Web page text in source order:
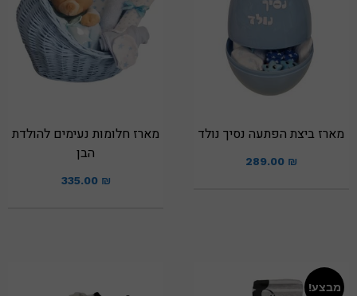
מארז ביצת הפתעה נסיך נולד
289.00 ₪
מארז חלומות נעימים להולדת
הבן
335.00 ₪
מבצע!